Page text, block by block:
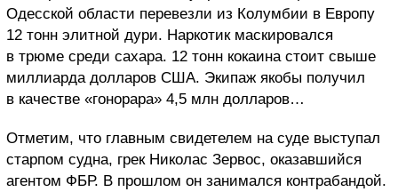
Одесской области перевезли из Колумбии в Европу
12 тонн элитной дури. Наркотик маскировался
в трюме среди сахара. 12 тонн кокаина стоит свыше
миллиарда долларов США. Экипаж якобы получил
в качестве «гонорара» 4,5 млн долларов…
Отметим, что главным свидетелем на суде выступал
старпом судна, грек Николас Зервос, оказавшийся
агентом ФБР. В прошлом он занимался контрабандой.